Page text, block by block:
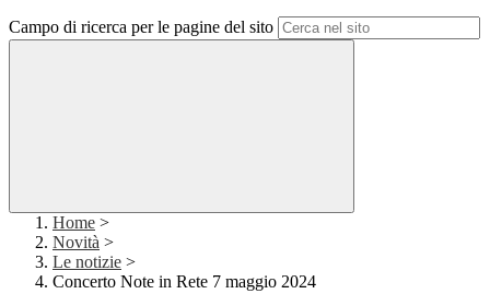
Campo di ricerca per le pagine del sito
Home >
Novità >
Le notizie >
Concerto Note in Rete 7 maggio 2024